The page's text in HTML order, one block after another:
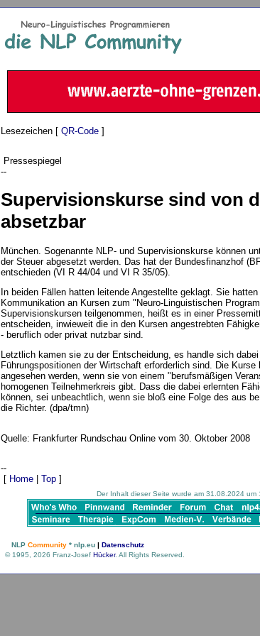
Lesezeichen [ QR-Code ]
Pressespiegel
--
Supervisionskurse sind von
absetzbar
München. Sogenannte NLP- und Supervisionskurse können
der Steuer abgesetzt werden. Das hat der Bundesfinanzhof
entschieden (VI R 44/04 und VI R 35/05).
In beiden Fällen hatten leitende Angestellte geklagt. Sie
Kommunikation an Kursen zum "Neuro-Linguistischen
Supervisionskursen teilgenommen, heißt es in einer
entscheiden, inwieweit die in den Kursen angestrebten
- beruflich oder privat nutzbar sind.
Letztlich kamen sie zu der Entscheidung, es handle sich
Führungspositionen der Wirtschaft erforderlich sind. Die
angesehen werden, wenn sie von einem "berufsmäßigen
homogenen Teilnehmerkreis gibt. Dass die dabei erlernten
können, sei unbeachtlich, wenn sie bloß eine Folge des aus
die Richter. (dpa/tmn)
Quelle: Frankfurter Rundschau Online vom 30. Oktober 2008
--
[ Home Top ]
Der Inhalt dieser Seite wurde am 31.08.2024 um
NLP Community * nlp.eu | Datenschutz
© 1995, 2026 Franz-Josef Hücker. All Rights Reserved.